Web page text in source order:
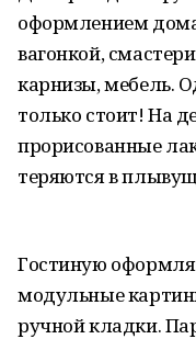
оформлением
вагонкой,
карнизы, мебель.
только стоит! На
прорисованные
теряются в
Гостиную
модульные
ручной кладки.